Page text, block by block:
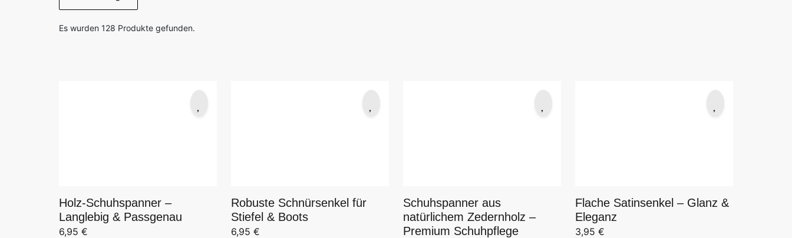
Es wurden 128 Produkte gefunden.
Holz-Schuhspanner –
Langlebig & Passgenau
6,95 €
Robuste Schnürsenkel für
Stiefel & Boots
6,95 €
Schuhspanner aus
natürlichem Zedernholz –
Premium Schuhpflege
Flache Satinsenkel – Glanz &
Eleganz
3,95 €